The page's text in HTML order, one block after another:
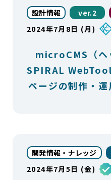
設計情報 ver.2
2024年7月8日 (月)
microCMS（ヘ
SPIRAL
ページの制作・
開発情報・ナレッジ
2024年7月5日 (金)